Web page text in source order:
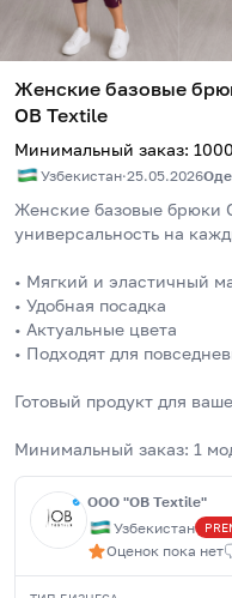
Женские базовые
OB Textile
Минимальный заказ: 1000
Узбекистан·25.05.2026
Женские базовые брюки
универсальность на
• Мягкий и эластичный
• Удобная посадка
• Актуальные цвета
• Подходят для
Готовый продукт для
Минимальный заказ: 1
OOO "OB Textile"
Узбекистан
Оценок пока нет